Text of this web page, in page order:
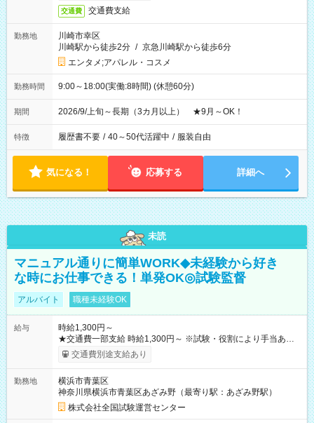
交通費 交通費支給
勤務地
川崎市幸区
川崎駅から徒歩2分 / 京急川崎駅から徒歩6分
エンタメ;アパレル・コスメ
勤務時間 9:00～18:00(実働:8時間) (休憩60分)
期間 2026/9/上旬～長期（3カ月以上） ★9月～OK！
特徴 履歴書不要 / 40～50代活躍中 / 服装自由
気になる！ 応募する 詳細へ
未読
マニュアル通りに簡単WORK◆未経験から好き
な時にお仕事できる！単発OK◎試験監督
アルバイト 職種未経験OK
給与
時給1,300円～
★交通費一部支給 時給1,300円～ ※試験・役割により手当あり
※勤務回数により昇給あり 【即給（前払い）オプションあ
り！】 希望される場合、勤務から1週間ほどで給与の一部を受け
例】 ・河合塾模擬試験 8:30～17:30（休憩1時間） 時給1,300円
×8時間＝日収10,400円＋交通費 ※当日の役割により時給＋100
円の場合あり ・国家試験 7:00～13:30（休憩なし） 時給1,300
円（役割手当＋100円）×6時間＝日収8,400円＋交通費 【試用期
交通費別途支給あり
勤務地
横浜市青葉区
神奈川県横浜市青葉区あざみ野（最寄り駅：あざみ野駅）
株式会社全国試験運営センター